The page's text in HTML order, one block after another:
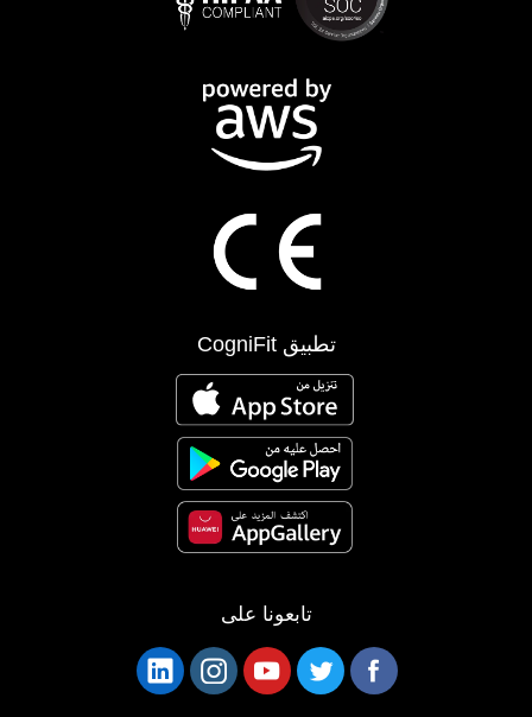
تطبيق CogniFit
تابعونا على